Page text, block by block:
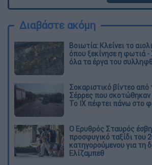
Διαβάστε ακόμη
Βοιωτία: Κλείνει το
όπου ξεκίνησε η φωτιά
όλα τα έργα του
Σοκαριστικό βίντεο από
Σέρρες που σκοτώθηκαν
Το ΙΧ πέφτει πάνω στο
Ο Ερυθρός Σταυρός
προσφυγικό ταξίδι του
κατηγορούμενου για τη
Ελίζαμπεθ